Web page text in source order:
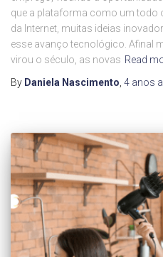
que a plataforma como um todo
da Internet, muitas ideias
esse avanço tecnológico. Afinal
virou o século, as novas Read
By Daniela Nascimento 4 anos